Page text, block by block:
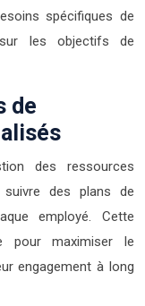
spécifiques de
les objectifs de
de
des ressources
des plans de
employé. Cette
pour maximiser le
engagement à long